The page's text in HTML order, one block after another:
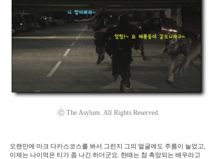
ⓒ The Asylum. All Rights Reserved.
오랜만에 마크 다카스코스를 봐서 그런지 그의 얼굴에도 주름이 늘었고,
이제는 나이먹은 티가 좀 나긴 하더군요. 한때는 참 촉망되는 배우라고